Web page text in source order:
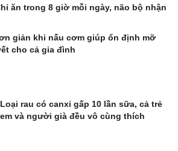
ăn trong 8 giờ mỗi ngày, não bộ nhận
giản khi nấu cơm giúp ổn định mỡ
cho cả gia đình
Loại rau có canxi gấp 10 lần sữa, cả trẻ
em và người già đều vô cùng thích